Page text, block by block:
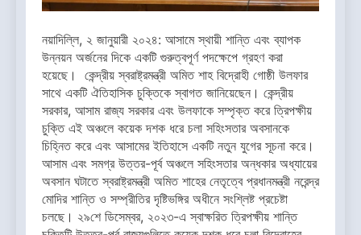
নয়াদিল্লি, ২ জানুয়ারী ২০২৪: আসামে স্থায়ী শান্তি এবং ব্যাপক
উন্নয়ন অর্জনের দিকে একটি গুরুত্বপূর্ণ পদক্ষেপে গ্রহণ করা
হয়েছে। কেন্দ্রীয় স্বরাষ্ট্রমন্ত্রী অমিত শাহ বিদ্রোহী গোষ্ঠী উলফার
সাথে একটি ঐতিহাসিক চুক্তিকে স্বাগত জানিয়েছেন। কেন্দ্রীয়
সরকার, আসাম রাজ্য সরকার এবং উলফাকে সম্পৃক্ত করে ত্রিপক্ষীয়
চুক্তি এই অঞ্চলে কয়েক দশক ধরে চলা সহিংসতার অবসানকে
চিহ্নিত করে এবং আসামের ইতিহাসে একটি নতুন যুগের সূচনা করে।
আসাম এবং সমগ্র উত্তর-পূর্ব অঞ্চলে সহিংসতার অন্ধকার অধ্যায়ের
অবসান ঘটাতে স্বরাষ্ট্রমন্ত্রী অমিত শাহের নেতৃত্বে প্রধানমন্ত্রী নরেন্দ্র
মোদির শান্তি ও সম্প্রীতির দৃষ্টিভঙ্গির অধীনে সংশ্লিষ্ট প্রচেষ্টা
চলছে। ২৯শে ডিসেম্বর, ২০২৩-এ স্বাক্ষরিত ত্রিপক্ষীয় শান্তি